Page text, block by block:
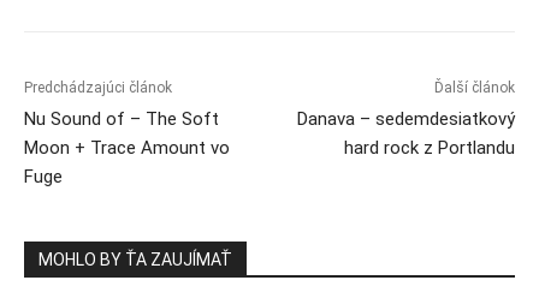
Predchádzajúci článok
Nu Sound of – The Soft
Moon + Trace Amount vo
Fuge
Ďalší článok
Danava – sedemdesiatkový
hard rock z Portlandu
MOHLO BY ŤA ZAUJÍMAŤ